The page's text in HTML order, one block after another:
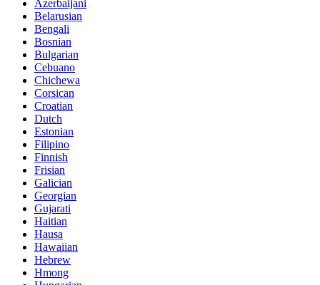
Azerbaijani
Belarusian
Bengali
Bosnian
Bulgarian
Cebuano
Chichewa
Corsican
Croatian
Dutch
Estonian
Filipino
Finnish
Frisian
Galician
Georgian
Gujarati
Haitian
Hausa
Hawaiian
Hebrew
Hmong